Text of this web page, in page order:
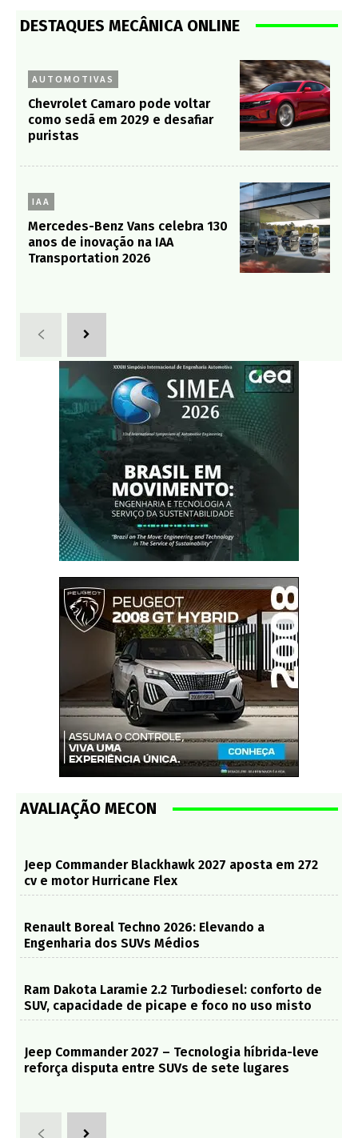
DESTAQUES MECÂNICA ONLINE
AUTOMOTIVAS
Chevrolet Camaro pode voltar
como sedã em 2029 e desafiar
puristas
IAA
Mercedes-Benz Vans celebra 130
anos de inovação na IAA
Transportation 2026
AVALIAÇÃO MECON
Jeep Commander Blackhawk 2027 aposta em 272
cv e motor Hurricane Flex
Renault Boreal Techno 2026: Elevando a
Engenharia dos SUVs Médios
Ram Dakota Laramie 2.2 Turbodiesel: conforto de
SUV, capacidade de picape e foco no uso misto
Jeep Commander 2027 – Tecnologia híbrida-leve
reforça disputa entre SUVs de sete lugares